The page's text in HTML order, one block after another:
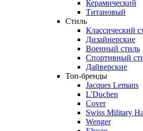
Керамический
Титановый
Стиль
Классический
Дизайнерские
Военный стиль
Спортивный
Дайверские
Топ-бренды
Jacques Lemans
L'Duchen
Cover
Swiss Military
Wenger